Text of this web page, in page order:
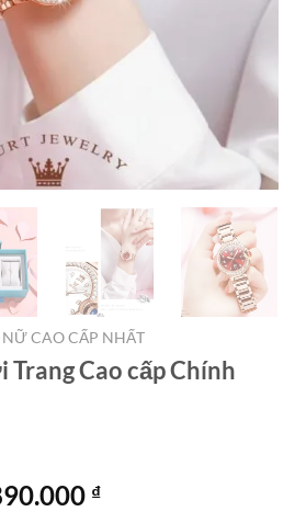
CAO CẤP NHẤT
Cao cấp Chính
₫Giá